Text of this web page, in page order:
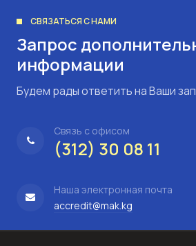
СВЯЗАТЬСЯ С НАМИ
Запрос
информации
Будем рады ответить на Ваши
Связь с офисом
(312) 30 08 11
Наша электронная почта
accredit@mak.kg